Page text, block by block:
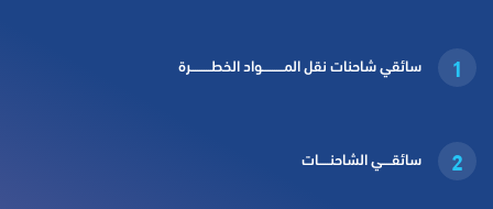
1 سائقي شاحنات نقل المــــــــــواد الخطـــــــــرة
2 سائقــــي الشاحنـــــات